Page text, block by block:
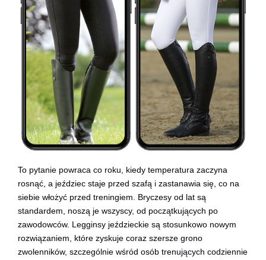
To pytanie powraca co roku, kiedy temperatura zaczyna
rosnąć, a jeździec staje przed szafą i zastanawia się, co na
siebie włożyć przed treningiem. Bryczesy od lat są
standardem, noszą je wszyscy, od początkujących po
zawodowców. Legginsy jeździeckie są stosunkowo nowym
rozwiązaniem, które zyskuje coraz szersze grono
zwolenników, szczególnie wśród osób trenujących codziennie